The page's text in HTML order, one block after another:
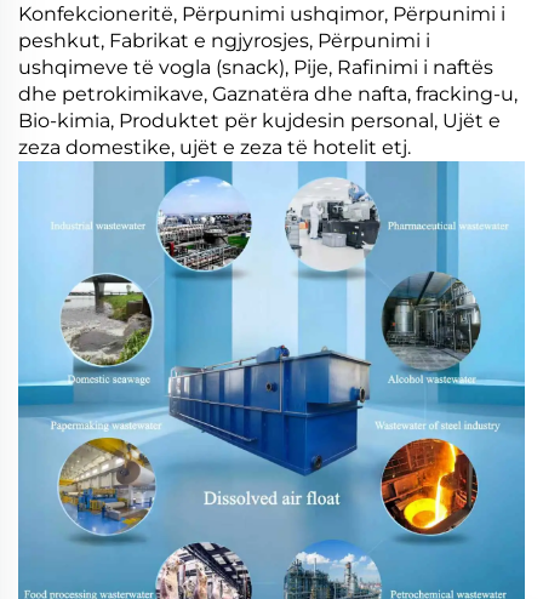
Konfekcioneritë, Përpunimi ushqimor, Përpunimi i
peshkut, Fabrikat e ngjyrosjes, Përpunimi i
ushqimeve të vogla (snack), Pije, Rafinimi i naftës
dhe petrokimikave, Gaznatëra dhe nafta, fracking-u,
Bio-kimia, Produktet për kujdesin personal, Ujët e
zeza domestike, ujët e zeza të hotelit etj.